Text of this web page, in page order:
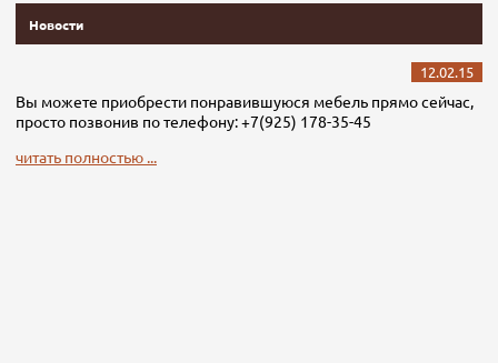
Новости
12.02.15
Вы можете приобрести понравившуюся мебель прямо сейчас,
просто позвонив по телефону: +7(925) 178-35-45
читать полностью ...